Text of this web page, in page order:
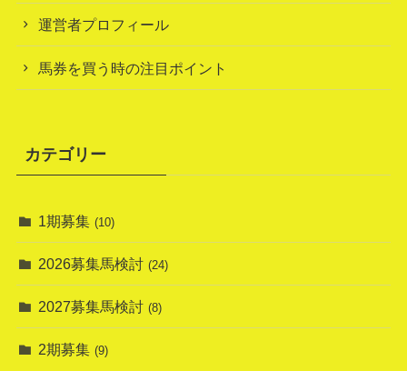
運営者プロフィール
馬券を買う時の注目ポイント
カテゴリー
1期募集 (10)
2026募集馬検討 (24)
2027募集馬検討 (8)
2期募集 (9)